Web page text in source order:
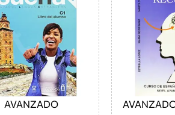
AVANZADO